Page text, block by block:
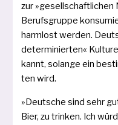
zur
Berufsgruppe
harm­lost wer­den.
de­ter­mi­nier­ten«
kannt, solan­ge ein
ten wird.
»Deutsche sind sehr
Bier, zu trin­ken. Ich